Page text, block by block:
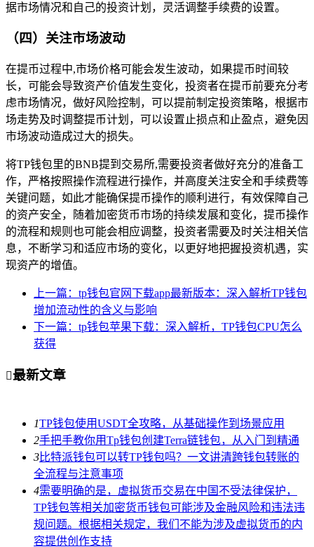
据市场情况和自己的投资计划，灵活调整手续费的设置。
（四）关注市场波动
在提币过程中,市场价格可能会发生波动，如果提币时间较
长，可能会导致资产价值发生变化，投资者在提币前要充分考
虑市场情况，做好风险控制，可以提前制定投资策略，根据市
场走势及时调整提币计划，可以设置止损点和止盈点，避免因
市场波动造成过大的损失。
将TP钱包里的BNB提到交易所,需要投资者做好充分的准备工
作，严格按照操作流程进行操作，并高度关注安全和手续费等
关键问题，如此才能确保提币操作的顺利进行，有效保障自己
的资产安全，随着加密货币市场的持续发展和变化，提币操作
的流程和规则也可能会相应调整，投资者需要及时关注相关信
息，不断学习和适应市场的变化，以更好地把握投资机遇，实
现资产的增值。
上一篇：tp钱包官网下载app最新版本：深入解析TP钱包
增加流动性的含义与影响
下一篇：tp钱包苹果下载：深入解析，TP钱包CPU怎么
获得
最新文章
1TP钱包使用USDT全攻略，从基础操作到场景应用
2手把手教你用Tp钱包创建Terra链钱包，从入门到精通
3比特派钱包可以转TP钱包吗？一文讲清跨钱包转账的
全流程与注意事项
4需要明确的是，虚拟货币交易在中国不受法律保护，
TP钱包等相关加密货币钱包可能涉及金融风险和违法违
规问题。根据相关规定，我们不能为涉及虚拟货币的内
容提供创作支持